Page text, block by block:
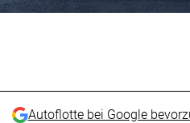
Autoflotte bei Google